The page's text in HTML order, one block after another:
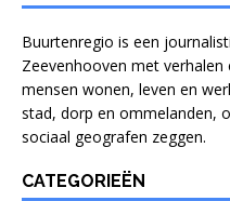
Buurtenregio is een
Zeevenhooven met
mensen wonen, leven en
stad, dorp en ommelanden,
sociaal geografen zeggen.
CATEGORIEËN